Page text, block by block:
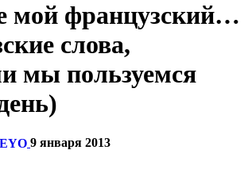
мой французский…
слова,
мы пользуемся
9 января 2013